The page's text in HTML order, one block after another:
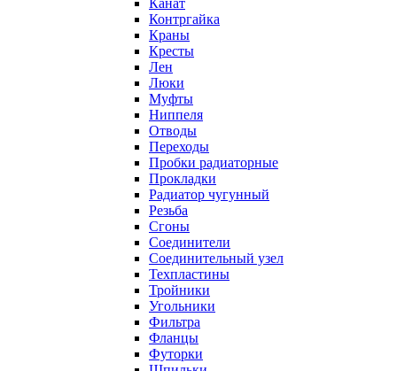
Канат
Контргайка
Краны
Кресты
Лен
Люки
Муфты
Ниппеля
Отводы
Переходы
Пробки радиаторные
Прокладки
Радиатор чугунный
Резьба
Сгоны
Соединители
Соединительный узел
Техпластины
Тройники
Угольники
Фильтра
Фланцы
Футорки